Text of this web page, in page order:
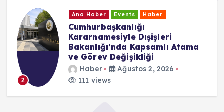
2
Ana Haber Events Haber
Cumhurbaşkanlığı
Kararnamesiyle Dışişleri
Bakanlığı’nda Kapsamlı Atama
ve Görev Değişikliği
Haber
Ağustos 2, 2026
111 views